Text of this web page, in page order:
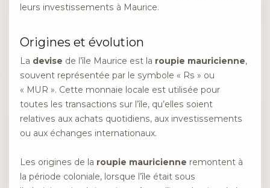
leurs investissements à Maurice.
Origines et évolution
La devise de l’île Maurice est la roupie mauricienne,
souvent représentée par le symbole « Rs » ou
« MUR ». Cette monnaie locale est utilisée pour
toutes les transactions sur l’île, qu’elles soient
relatives aux achats quotidiens, aux investissements
ou aux échanges internationaux.
Les origines de la roupie mauricienne remontent à
la période coloniale, lorsque l’île était sous